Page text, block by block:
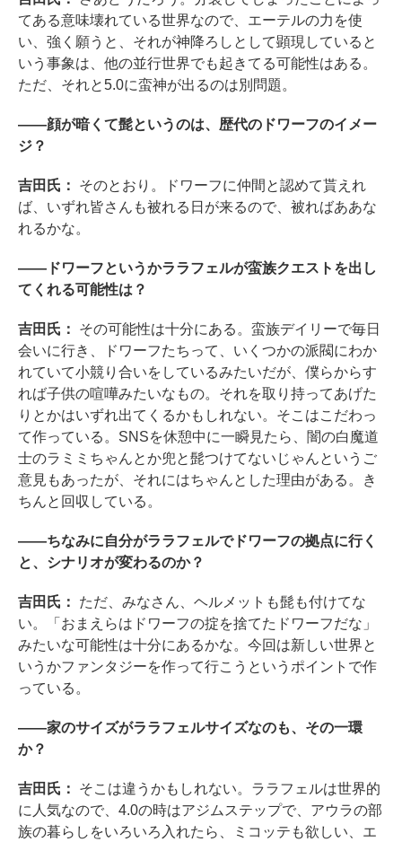
てある意味壊れている世界なので、エーテルの力を使
い、強く願うと、それが神降ろしとして顕現していると
いう事象は、他の並行世界でも起きてる可能性はある。
ただ、それと5.0に蛮神が出るのは別問題。
――顔が暗くて髭というのは、歴代のドワーフのイメー
ジ？
吉田氏： そのとおり。ドワーフに仲間と認めて貰えれ
ば、いずれ皆さんも被れる日が来るので、被ればああな
れるかな。
――ドワーフというかララフェルが蛮族クエストを出し
てくれる可能性は？
吉田氏： その可能性は十分にある。蛮族デイリーで毎日
会いに行き、ドワーフたちって、いくつかの派閥にわか
れていて小競り合いをしているみたいだが、僕らからす
れば子供の喧嘩みたいなもの。それを取り持ってあげた
りとかはいずれ出てくるかもしれない。そこはこだわっ
て作っている。SNSを休憩中に一瞬見たら、闇の白魔道
士のラミミちゃんとか兜と髭つけてないじゃんというご
意見もあったが、それにはちゃんとした理由がある。き
ちんと回収している。
――ちなみに自分がララフェルでドワーフの拠点に行く
と、シナリオが変わるのか？
吉田氏： ただ、みなさん、ヘルメットも髭も付けてな
い。「おまえらはドワーフの掟を捨てたドワーフだな」
みたいな可能性は十分にあるかな。今回は新しい世界と
いうかファンタジーを作って行こうというポイントで作
っている。
――家のサイズがララフェルサイズなのも、その一環
か？
吉田氏： そこは違うかもしれない。ララフェルは世界的
に人気なので、4.0の時はアジムステップで、アウラの部
族の暮らしをいろいろ入れたら、ミコッテも欲しい、エ